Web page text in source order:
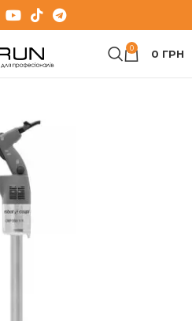
0 0 ГРН